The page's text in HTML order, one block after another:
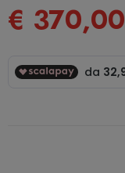
€ 370,00